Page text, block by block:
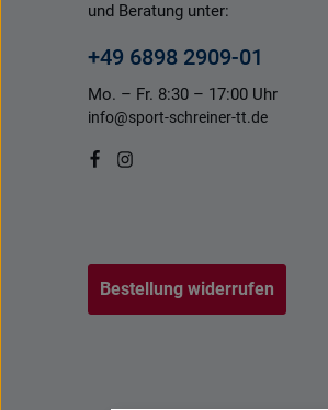
und Beratung unter:
+49 6898 2909-01
Mo. – Fr. 8:30 – 17:00 Uhr
info@sport-schreiner-tt.de
Bestellung widerrufen